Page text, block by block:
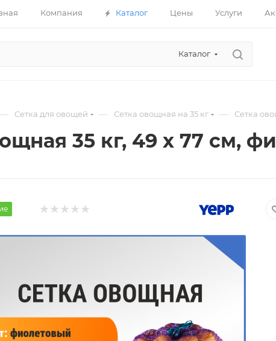
Компания Каталог Цены Услуги
Каталог
— Сетка для овощей — Сетка овощная на 35 кг — Сетка
35 кг, 49 х 77 см,